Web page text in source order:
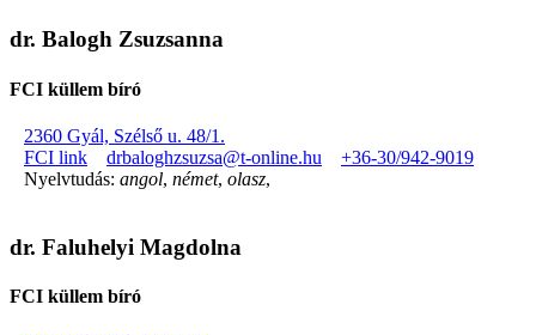
dr. Balogh Zsuzsanna
FCI küllem bíró
2360 Gyál, Szélső u. 48/1.
FCI link
drbaloghzsuzsa@t-online.hu
+36-30/942-9019
Nyelvtudás: angol, német, olasz,
dr. Faluhelyi Magdolna
FCI küllem bíró